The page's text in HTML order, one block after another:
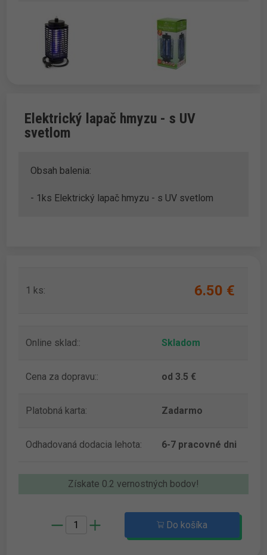
Elektrický lapač hmyzu - s UV
svetlom
Obsah balenia:
- 1ks Elektrický lapač hmyzu - s UV svetlom
1 ks: 6.50 ‎€
Online sklad:: Skladom
Cena za dopravu:: od 3.5 €
Platobná karta: Zadarmo
Odhadovaná dodacia lehota: 6-7 pracovné dni
Získate 0.2 vernostných bodov!
Do košíka